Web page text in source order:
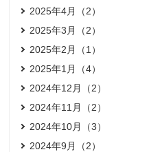
2025年4月（2）
2025年3月（2）
2025年2月（1）
2025年1月（4）
2024年12月（2）
2024年11月（2）
2024年10月（3）
2024年9月（2）